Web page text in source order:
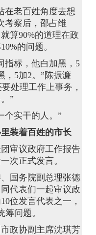
在老百姓角度去想
考察后，邵占维
算90%的道理在政
的问题。
指标，他白加黑，5
，5加2。”陈振濂
处理工作上事务，
”
个实干的人。”
装着百姓的市长
审议政府工作报告
次正式发言。
国务院副总理张德
代表们一起审议政
位发言代表之一，
问题。
政协副主席沈琪芳